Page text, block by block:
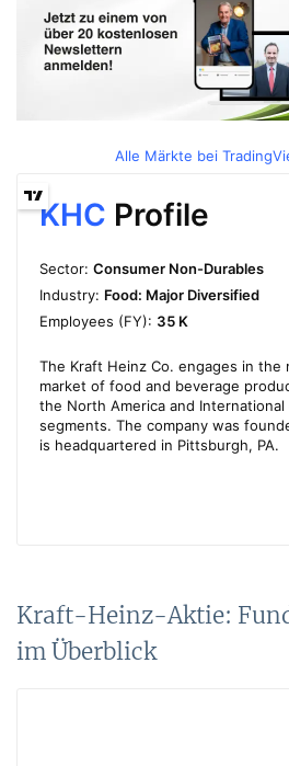
Alle Märkte bei
Kraft-Heinz-Aktie:
im Überblick